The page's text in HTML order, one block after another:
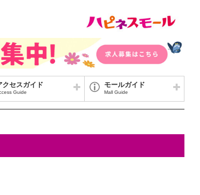
クセスガイド
Guide
モールガイド
Mall Guide